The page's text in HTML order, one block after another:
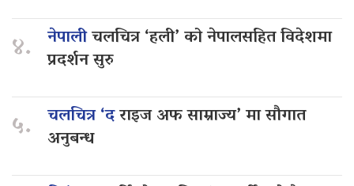
४. नेपालीचलचित्र ‘हली’ को नेपालसहित विदेशमा
प्रदर्शन सुरु
५. चलचित्र ‘दराइज अफ साम्राज्य’ मा सौगात
अनुबन्ध